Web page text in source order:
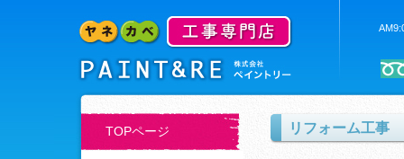
TOPページ リフォーム工事